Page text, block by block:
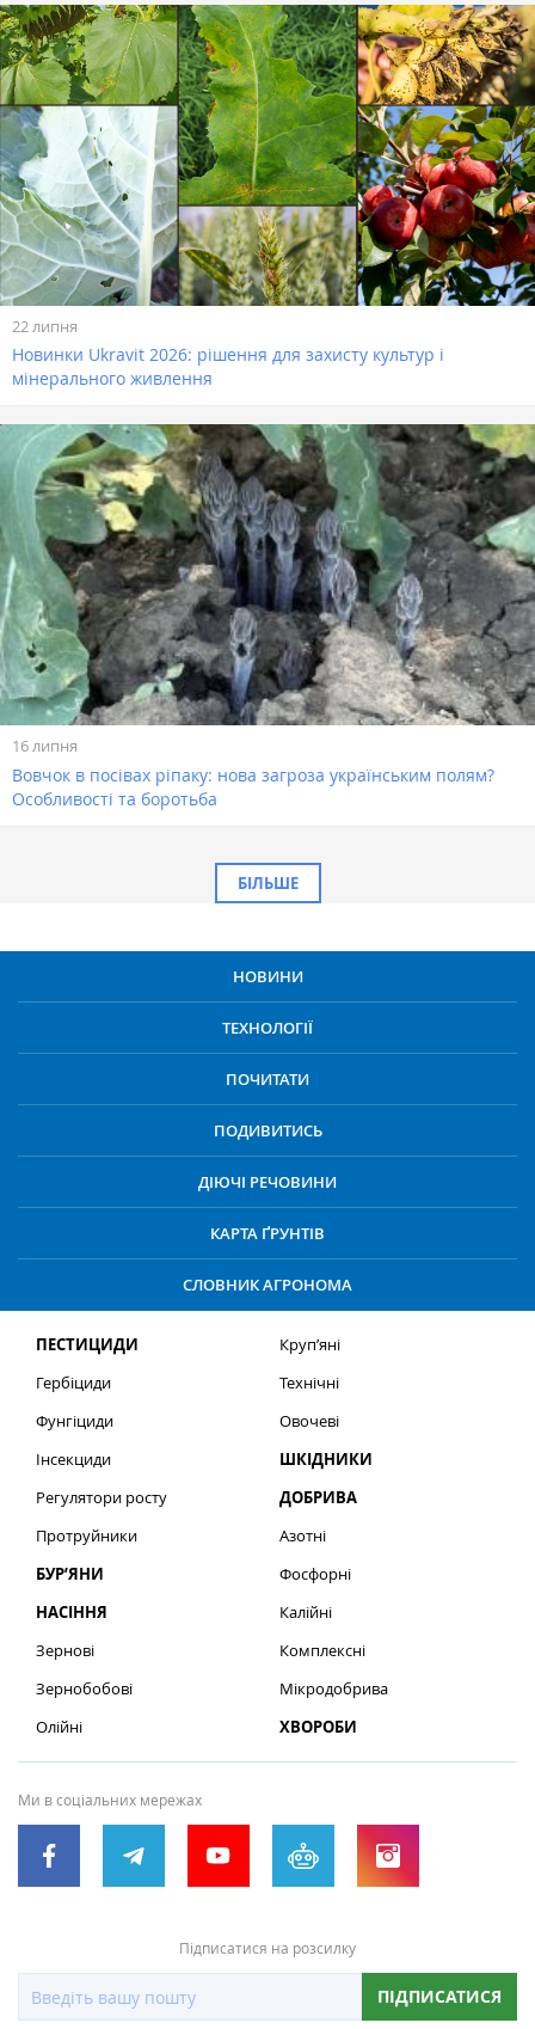
22 липня
Новинки Ukravit 2026: рішення для захисту культур і
мінерального живлення
16 липня
Вовчок в посівах ріпаку: нова загроза українським полям?
Особливості та боротьба
БІЛЬШЕ
НОВИНИ
ТЕХНОЛОГІЇ
ПОЧИТАТИ
ПОДИВИТИСЬ
ДІЮЧІ РЕЧОВИНИ
КАРТА ҐРУНТІВ
СЛОВНИК АГРОНОМА
ПЕСТИЦИДИ
Гербіциди
Фунгіциди
Інсекциди
Регулятори росту
Протруйники
БУР’ЯНИ
НАСІННЯ
Зернові
Зернобобові
Олійні
Круп’яні
Технічні
Овочеві
ШКІДНИКИ
ДОБРИВА
Азотні
Фосфорні
Калійні
Комплексні
Мікродобрива
ХВОРОБИ
Ми в соціальних мережах
Підписатися на розсилку
ПІДПИСАТИСЯ